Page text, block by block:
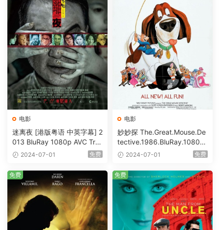
电影
迷离夜 [港版粤语 中英字幕] 2
013 BluRay 1080p AVC Tru
eHD5.1 [BDISO 22.64GB]
2024-07-01 免费
电影
妙妙探 The.Great.Mouse.De
tective.1986.BluRay.1080p.
AVC.DTS-HD.MA.5.1-HDHo
2024-07-01 免费
免费 免费